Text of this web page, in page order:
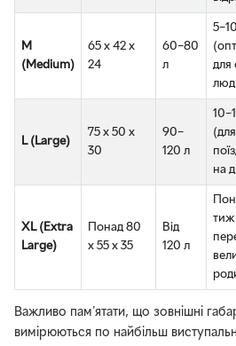
M
(Medium)
65 x 42 x
24
60–80
л
для
L (Large)
75 x 50 x
30
90–
120 л
на
XL (Extra
Large)
Понад 80
x 55 x 35
Від
120 л
Важливо пам'ятати, що зовнішні
вимірюються по найбільш